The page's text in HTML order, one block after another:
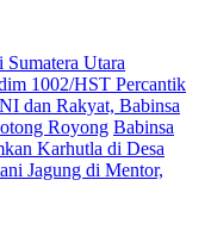
Utara
1002/HST Percantik
dan Rakyat, Babinsa
Royong Babinsa
Karhutla di Desa
Jagung di Mentor,